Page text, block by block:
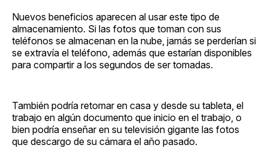
Nuevos beneficios aparecen al usar este tipo de
almacenamiento. Si las fotos que toman con sus
teléfonos se almacenan en la nube, jamás se perderían si
se extravía el teléfono, además que estarían disponibles
para compartir a los segundos de ser tomadas.
También podría retomar en casa y desde su tableta, el
trabajo en algún documento que inicio en el trabajo, o
bien podría enseñar en su televisión gigante las fotos
que descargo de su cámara el año pasado.